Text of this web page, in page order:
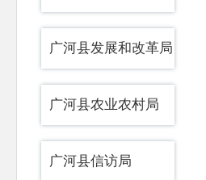
广河县发展和改革局
广河县农业农村局
广河县信访局